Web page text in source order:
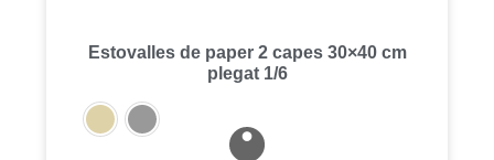
Estovalles de paper 2 capes 30×40 cm
plegat 1/6